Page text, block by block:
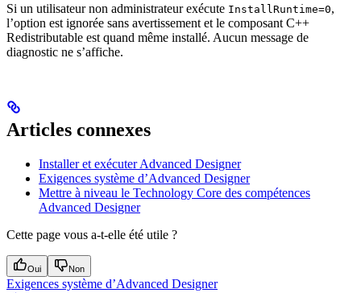
Si un utilisateur non administrateur exécute InstallRuntime=0,
l’option est ignorée sans avertissement et le composant C++
Redistributable est quand même installé. Aucun message de
diagnostic ne s’affiche.
Articles connexes
Installer et exécuter Advanced Designer
Exigences système d’Advanced Designer
Mettre à niveau le Technology Core des compétences
Advanced Designer
Cette page vous a-t-elle été utile ?
Oui Non
Exigences système d’Advanced Designer